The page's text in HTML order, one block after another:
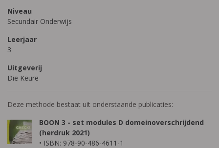
Niveau
Secundair Onderwijs
Leerjaar
3
Uitgeverij
Die Keure
Deze methode bestaat uit onderstaande publicaties:
BOON 3 - set modules D domeinoverschrijdend
(herdruk 2021)
• ISBN: 978-90-486-4611-1